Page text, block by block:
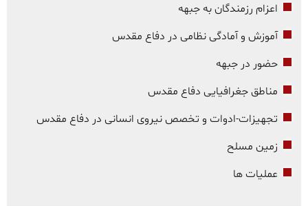
اعزام رزمندگان به جبهه
آموزش و آمادگی نظامی در دفاع مقدس
حضور در جبهه
مناطق جغرافیایی دفاع مقدس
تجهیزات-ادوات و تخصص نیروی انسانی در دفاع مقدس
زمین مسلح
عملیات ها